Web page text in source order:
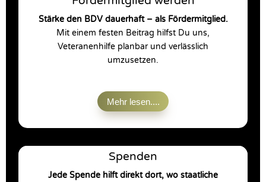
Stärke den BDV dauerhaft – als Fördermitglied.
Mit einem festen Beitrag hilfst Du uns,
Veteranenhilfe planbar und verlässlich
umzusetzen.
Mehr lesen....
Spenden
Jede Spende hilft direkt dort, wo staatliche